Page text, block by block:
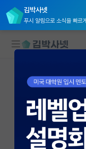
김박사넷
푸시 알림으로 소식을 빠르게
대학원생 모집
국내대학원 정보
연구실&오픈랩
연구실&오픈랩 홈